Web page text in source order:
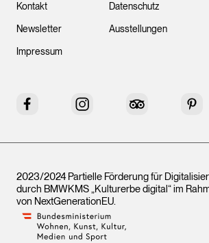
Kontakt
Newsletter
Impressum
Datenschutz
Ausstellungen
Facebook Instagram Tripadvisor
2023/2024 Partielle Förderung für
durch BMWKMS „Kulturerbe digital“ im
von NextGenerationEU.